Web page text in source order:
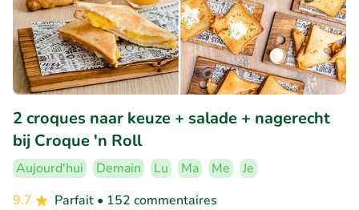
2 croques naar keuze + salade + nagerecht
bij Croque 'n Roll
Aujourd'hui Demain Lu Ma Me
Je
9.7
Parfait • 152 commentaires